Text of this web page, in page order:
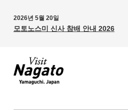
2026년 5월 20일
모토노스미 신사 참배 안내 2026